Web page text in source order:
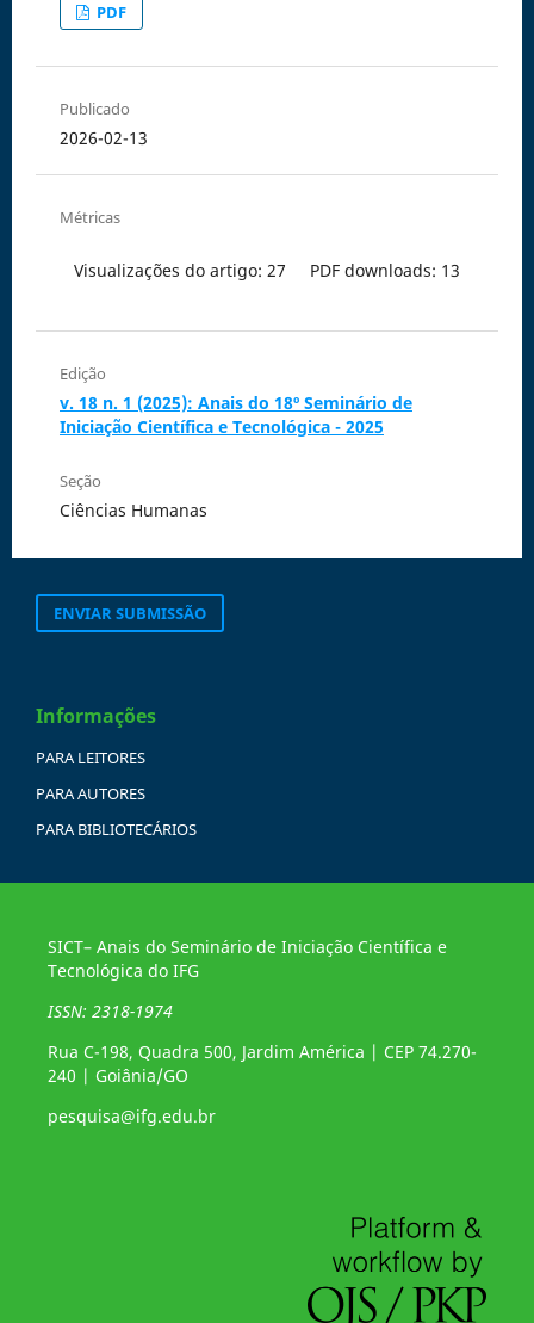
PDF
Publicado
2026-02-13
Métricas
Visualizações do artigo: 27 PDF downloads: 13
Edição
v. 18 n. 1 (2025): Anais do 18º Seminário de
Iniciação Científica e Tecnológica - 2025
Seção
Ciências Humanas
ENVIAR SUBMISSÃO
Informações
PARA LEITORES
PARA AUTORES
PARA BIBLIOTECÁRIOS
SICT– Anais do Seminário de Iniciação Científica e
Tecnológica do IFG
ISSN: 2318-1974
Rua C-198, Quadra 500, Jardim América | CEP 74.270-
240 | Goiânia/GO
pesquisa@ifg.edu.br